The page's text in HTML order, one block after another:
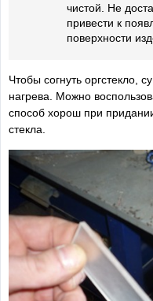
чистой. Не
привести к
поверхности
Чтобы согнуть оргстекло,
нагрева. Можно
способ хорош при
стекла.